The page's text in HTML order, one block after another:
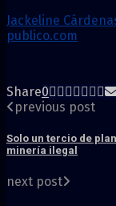
Jackeline
publico.com
Share0
previous post
Solo un tercio de
minería ilegal
next post